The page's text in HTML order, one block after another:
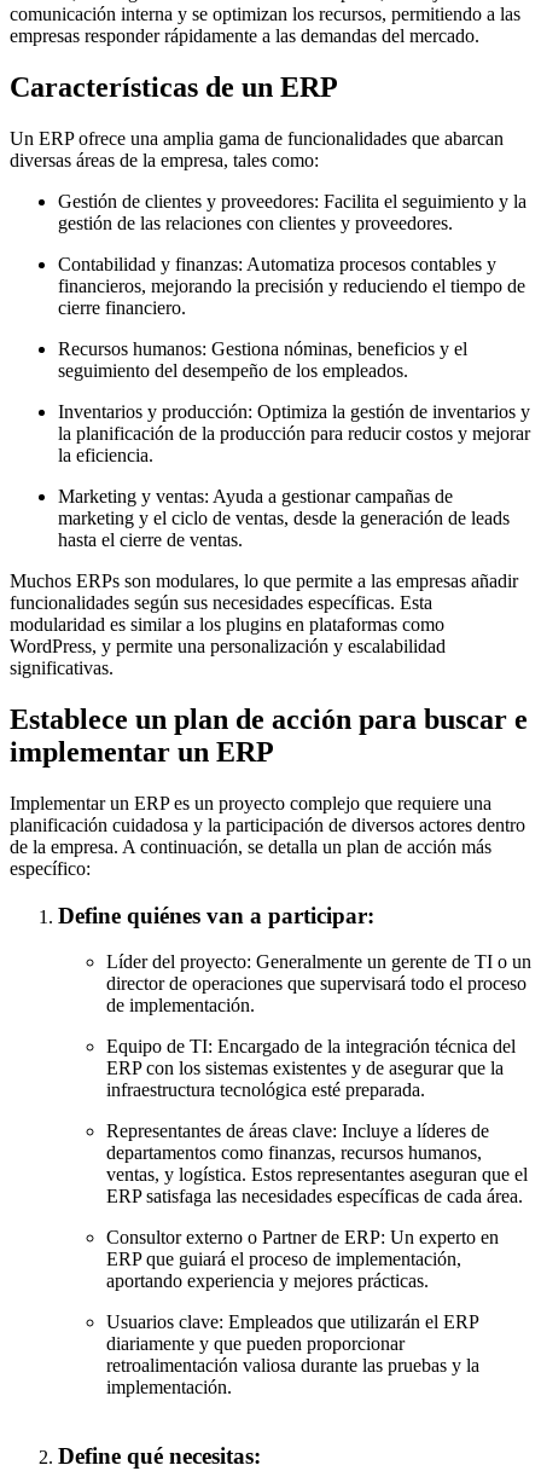
comunicación interna y se optimizan los recursos, permitiendo a las
empresas responder rápidamente a las demandas del mercado.
Características de un ERP
Un ERP ofrece una amplia gama de funcionalidades que abarcan
diversas áreas de la empresa, tales como:
Gestión de clientes y proveedores: Facilita el seguimiento y la
gestión de las relaciones con clientes y proveedores.
Contabilidad y finanzas: Automatiza procesos contables y
financieros, mejorando la precisión y reduciendo el tiempo de
cierre financiero.
Recursos humanos: Gestiona nóminas, beneficios y el
seguimiento del desempeño de los empleados.
Inventarios y producción: Optimiza la gestión de inventarios y
la planificación de la producción para reducir costos y mejorar
la eficiencia.
Marketing y ventas: Ayuda a gestionar campañas de
marketing y el ciclo de ventas, desde la generación de leads
hasta el cierre de ventas.
Muchos ERPs son modulares, lo que permite a las empresas añadir
funcionalidades según sus necesidades específicas. Esta
modularidad es similar a los plugins en plataformas como
WordPress, y permite una personalización y escalabilidad
significativas.
Establece un plan de acción para buscar e
implementar un ERP
Implementar un ERP es un proyecto complejo que requiere una
planificación cuidadosa y la participación de diversos actores dentro
de la empresa. A continuación, se detalla un plan de acción más
específico:
Define quiénes van a participar:
Líder del proyecto: Generalmente un gerente de TI o un
director de operaciones que supervisará todo el proceso
de implementación.
Equipo de TI: Encargado de la integración técnica del
ERP con los sistemas existentes y de asegurar que la
infraestructura tecnológica esté preparada.
Representantes de áreas clave: Incluye a líderes de
departamentos como finanzas, recursos humanos,
ventas, y logística. Estos representantes aseguran que el
ERP satisfaga las necesidades específicas de cada área.
Consultor externo o Partner de ERP: Un experto en
ERP que guiará el proceso de implementación,
aportando experiencia y mejores prácticas.
Usuarios clave: Empleados que utilizarán el ERP
diariamente y que pueden proporcionar
retroalimentación valiosa durante las pruebas y la
implementación.
Define qué necesitas: